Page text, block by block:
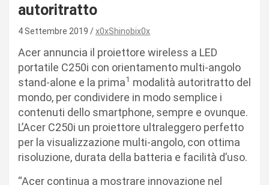
autoritratto
4 Settembre 2019 x0xShinobix0x
Acer annuncia il proiettore wireless a LED
portatile C250i con orientamento multi-angolo
stand-alone e la prima1 modalità autoritratto del
mondo, per condividere in modo semplice i
contenuti dello smartphone, sempre e ovunque.
L’Acer C250i un proiettore ultraleggero perfetto
per la visualizzazione multi-angolo, con ottima
risoluzione, durata della batteria e facilità d’uso.
“Acer continua a mostrare innovazione nel